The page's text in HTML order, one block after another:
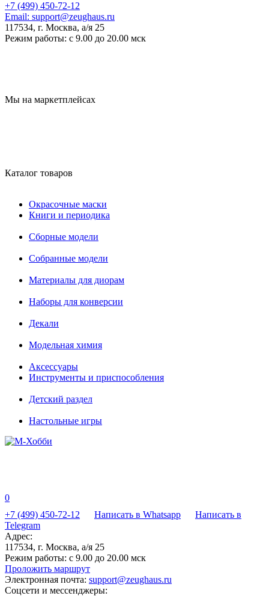
+7 (499) 450-72-12
Email: support@zeughaus.ru
117534, г. Москва, а/я 25
Режим работы: с 9.00 до 20.00 мск
Мы на маркетплейсах
Каталог товаров
Окрасочные маски
Книги и периодика
Сборные модели
Собранные модели
Материалы для диорам
Наборы для конверсии
Декали
Модельная химия
Аксессуары
Инструменты и приспособления
Детский раздел
Настольные игры
0
+7 (499) 450-72-12
Написать в Whatsapp
Написать в
Telegram
Адрес:
117534, г. Москва, а/я 25
Режим работы: с 9.00 до 20.00 мск
Проложить маршрут
Электронная почта: support@zeughaus.ru
Соцсети и мессенджеры: